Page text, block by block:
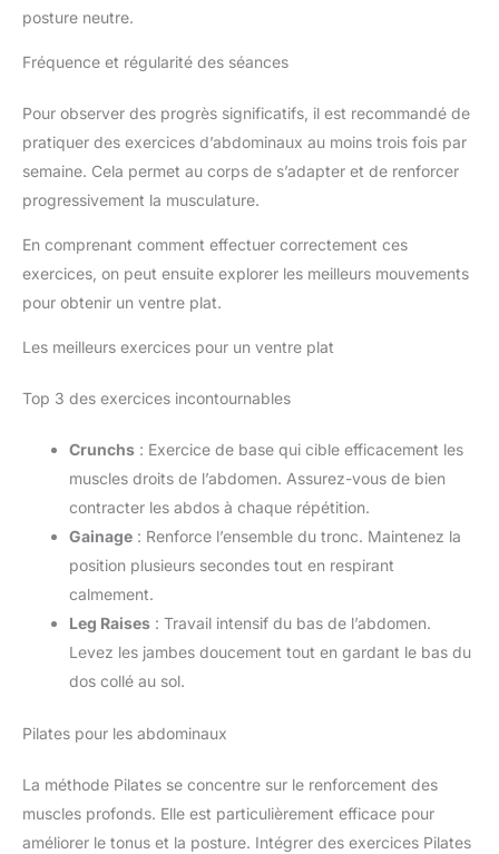
posture neutre.
Fréquence et régularité des séances
Pour observer des progrès significatifs, il est recommandé de
pratiquer des exercices d’abdominaux au moins trois fois par
semaine. Cela permet au corps de s’adapter et de renforcer
progressivement la musculature.
En comprenant comment effectuer correctement ces
exercices, on peut ensuite explorer les meilleurs mouvements
pour obtenir un ventre plat.
Les meilleurs exercices pour un ventre plat
Top 3 des exercices incontournables
Crunchs : Exercice de base qui cible efficacement les
muscles droits de l’abdomen. Assurez-vous de bien
contracter les abdos à chaque répétition.
Gainage : Renforce l’ensemble du tronc. Maintenez la
position plusieurs secondes tout en respirant
calmement.
Leg Raises : Travail intensif du bas de l’abdomen.
Levez les jambes doucement tout en gardant le bas du
dos collé au sol.
Pilates pour les abdominaux
La méthode Pilates se concentre sur le renforcement des
muscles profonds. Elle est particulièrement efficace pour
améliorer le tonus et la posture. Intégrer des exercices Pilates